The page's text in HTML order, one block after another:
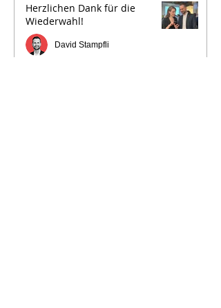
Herzlichen Dank für die
Wiederwahl!
David Stampfli